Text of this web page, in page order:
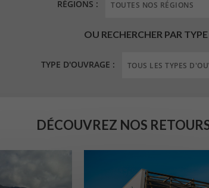
RÉGIONS :
OU RECHERCHER PAR
TYPE D'OUVRAGE :
DÉCOUVREZ NOS